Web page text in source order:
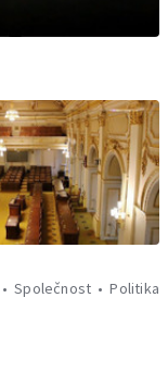
Společnost Politika